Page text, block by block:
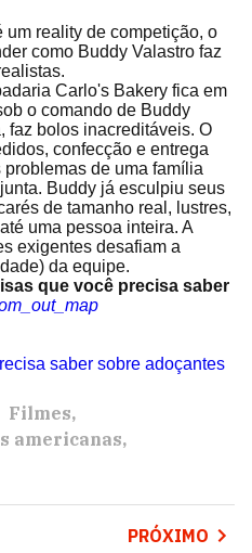
um reality de competição, o
como Buddy Valastro faz
Carlo's Bakery fica em
o comando de Buddy
faz bolos inacreditáveis. O
confecção e entrega
de uma família
Buddy já esculpiu seus
de tamanho real, lustres,
uma pessoa inteira. A
exigentes desafiam a
da equipe.
que você precisa saber
saber sobre adoçantes
Filmes
americanas
PRÓXIMO